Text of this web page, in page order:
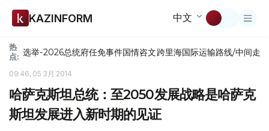
KAZINFORM 中文
热
点: 选举-2026总统府任免事件国情咨文跨里海国际运输路线/中间走廊
09:46, 05 3月 2014
哈萨克斯坦总统：至2050发展战略是哈萨克
斯坦发展进入新时期的见证